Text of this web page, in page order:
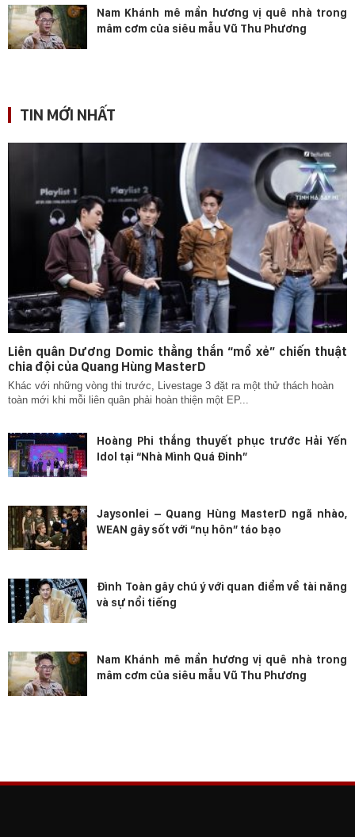
Nam Khánh mê mẩn hương vị quê nhà trong
mâm cơm của siêu mẫu Vũ Thu Phương
TIN MỚI NHẤT
Liên quân Dương Domic thẳng thắn “mổ xẻ” chiến thuật
chia đội của Quang Hùng MasterD
Khác với những vòng thi trước, Livestage 3 đặt ra một thử thách hoàn
toàn mới khi mỗi liên quân phải hoàn thiện một EP...
Hoàng Phi thắng thuyết phục trước Hải Yến
Idol tại “Nhà Mình Quá Đỉnh”
Jaysonlei – Quang Hùng MasterD ngã nhào,
WEAN gây sốt với “nụ hôn” táo bạo
Đình Toàn gây chú ý với quan điểm về tài năng
và sự nổi tiếng
Nam Khánh mê mẩn hương vị quê nhà trong
mâm cơm của siêu mẫu Vũ Thu Phương